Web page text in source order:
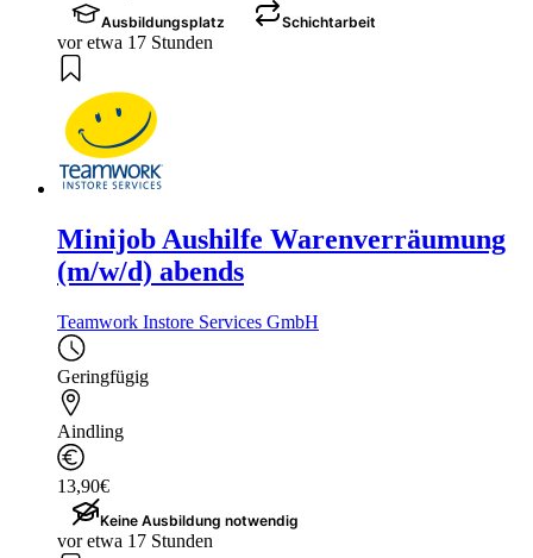
Ausbildungsplatz Schichtarbeit
vor etwa 17 Stunden
Minijob Aushilfe Warenverräumung
(m/w/d) abends
Teamwork Instore Services GmbH
Geringfügig
Aindling
13,90€
Keine Ausbildung notwendig
vor etwa 17 Stunden